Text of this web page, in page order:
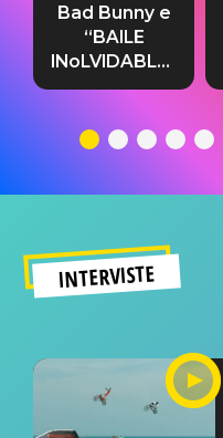
Bad Bunny e
“BAILE
INoLVIDABLE”:
testo,
significato
INTERVISTE